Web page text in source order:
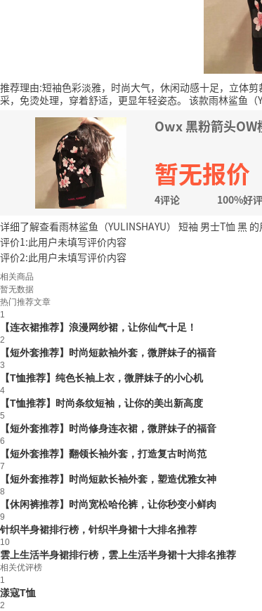
推荐理由:短袖色彩淡雅，时尚大气，休闲动感十足，立体
采，免烫处理，穿着舒适，更显年轻姿态。 该款雨林鲨鱼（
Owx 黑粉箭头
暂无报价
4评论
100%好评
详细了解查看雨林鲨鱼（YULINSHAYU） 短袖 男士T恤 黑
评价1:此用户未填写评价内容
评价2:此用户未填写评价内容
相关商品
暂无数据
热门推荐文章
1
【连衣裙推荐】浪漫网纱裙，让你仙气十足！
2
【短外套推荐】时尚短款袖外套，微胖妹子的福音
3
【T恤推荐】纯色长袖上衣，微胖妹子的小心机
4
【T恤推荐】时尚条纹短袖，让你的美出新高度
5
【短外套推荐】时尚修身连衣裙，微胖妹子的福音
6
【短外套推荐】翻领长袖外套，打造复古时尚范
7
【短外套推荐】时尚短款长袖外套，塑造优雅女神
8
【休闲裤推荐】时尚宽松哈伦裤，让你秒变小鲜肉
9
针织半身裙排行榜，针织半身裙十大排名推荐
10
雲上生活半身裙排行榜，雲上生活半身裙十大排名推荐
相关优评榜
1
漾寇T恤
2